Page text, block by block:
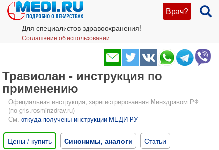
Врач?
Для специалистов здравоохранения!
Соглашение об использовании
Травиолан - инструкция по
применению
Официальная инструкция, зарегистрированная Минздравом РФ
(по grls.rosminzdrav.ru)
См. откуда получены инструкции МЕДИ РУ
Цены / купить Синонимы, аналоги Статьи